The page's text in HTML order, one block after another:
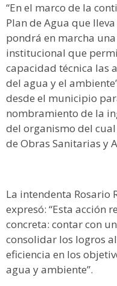
“En el marco de la
Plan de Agua que
pondrá en marcha
institucional que
capacidad técnica las
del agua y el
desde el municipio
nombramiento de la
del organismo del
de Obras Sanitarias y
La intendenta Rosario
expresó: “Esta acción
concreta: contar con
consolidar los logros
eficiencia en los
agua y ambiente”.